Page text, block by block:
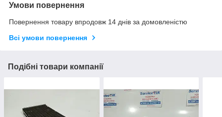
Умови повернення
Повернення товару впродовж 14 днів за домовленістю
Всі умови повернення
Подібні товари компанії